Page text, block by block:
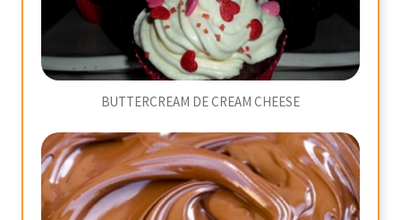
BUTTERCREAM DE CREAM CHEESE